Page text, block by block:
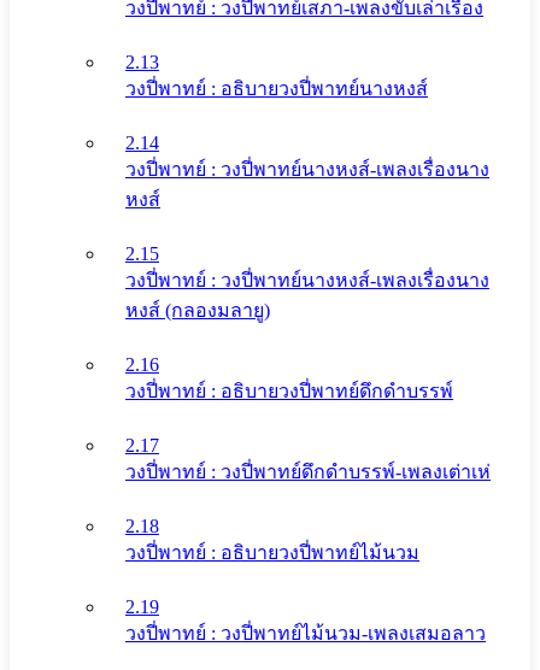
วงปี่พาทย์ : วงปี่พาทย์เสภา-เพลงขับเล่าเรื่อง
2.13
วงปี่พาทย์ : อธิบายวงปี่พาทย์นางหงส์
2.14
วงปี่พาทย์ : วงปี่พาทย์นางหงส์-เพลงเรื่องนาง
หงส์
2.15
วงปี่พาทย์ : วงปี่พาทย์นางหงส์-เพลงเรื่องนาง
หงส์ (กลองมลายู)
2.16
วงปี่พาทย์ : อธิบายวงปี่พาทย์ดึกดําบรรพ์
2.17
วงปี่พาทย์ : วงปี่พาทย์ดึกดําบรรพ์-เพลงเต่าเห่
2.18
วงปี่พาทย์ : อธิบายวงปี่พาทย์ไม้นวม
2.19
วงปี่พาทย์ : วงปี่พาทย์ไม้นวม-เพลงเสมอลาว